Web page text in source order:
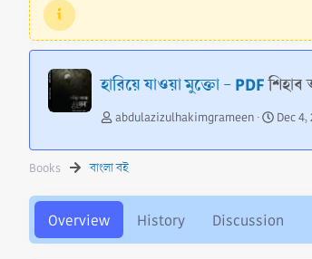
হারিয়ে যাওয়া মুক্তো - PDF
A
t
h
r
abdulazizulhakimgrameen
C
e
i
o
Dec 4,
Books বাংলা বই
Overview History Discussion